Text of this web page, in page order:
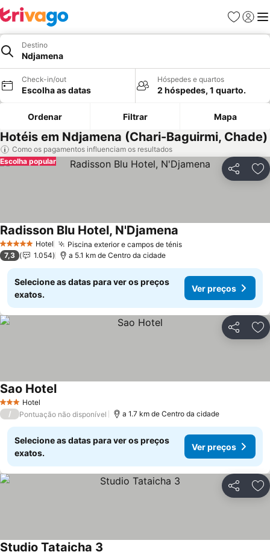
Favoritos
Iniciar
Destino
Ndjamena
Check-in/out
Escolha as datas
Hóspedes e quartos
2 hóspedes, 1 quarto.
Ordenar Filtrar Mapa
Hotéis em Ndjamena (Chari-Baguirmi, Chade)
Como os pagamentos influenciam os resultados
Partilhar
Escolha popular
5 Estrelas Hotel Piscina exterior e campos de ténis
Radisson Blu Hotel, N'Djamena
7,3 1.054 a 5.1 km de Centro da cidade
Selecione as datas para ver os preços
exatos.
Ver preços
Partilhar
3 EstrelasHotel
Sao Hotel
/ Pontuação não disponível a 1.7 km de Centro da cidade
Selecione as datas para ver os preços
exatos.
Ver preços
Partilhar
Studio Tataicha 3